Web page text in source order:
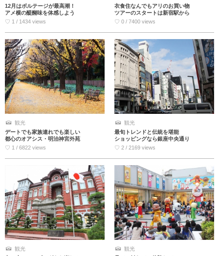
12月はボルテージが最高潮！
アメ横の醍醐味を体感しよう
♡ 1 / 1434 views
衣食住なんでもアリのお買い物
ツアーのスタートは新宿駅から
♡ 0 / 7400 views
観光
デートでも家族連れでも楽しい
都心のオアシス・明治神宮外苑
♡ 1 / 6822 views
観光
最旬トレンドと伝統を堪能
ショッピングなら銀座中央通り
♡ 2 / 2169 views
観光
観光